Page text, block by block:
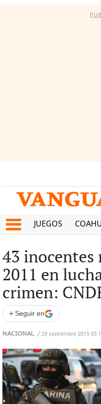
JUEGOS
43
2011 en
crimen:
+ Seguir en
NACIONAL / 29 septiembre 2015